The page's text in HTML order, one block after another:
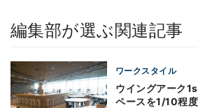
編集部が選ぶ関連記事
ワークスタイル
ウイングアーク
ペースを1/10程